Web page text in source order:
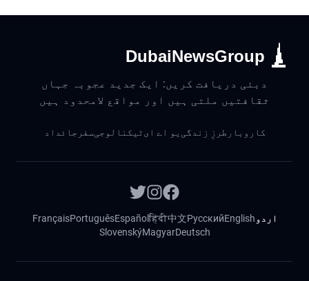
DubaiNewsGroup
دبئی دریافت کریں: ایک جدید عجوبہ جہاں
ثقافتیں ملتی ہیں اور مواقع لامحدود ہیں
کاروبار طرزِ زندگی یو اے ایٹیکنالوجیسفر جائداد
اردو English
Русский
中文
हिंदी
Español
Português
Français
Deutsch
Magyar
Slovenský